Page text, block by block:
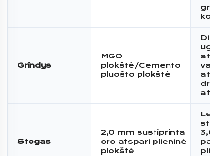
Grindys
MGO
plokštė/Cemento
pluošto plokštė
Stogas
2,0 mm sustiprinta
oro atspari plieninė
plokštė
3,6